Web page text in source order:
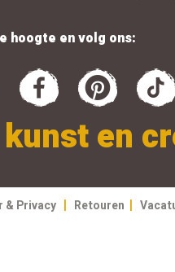
hoogte en volg ons:
en
& Privacy | Retouren |